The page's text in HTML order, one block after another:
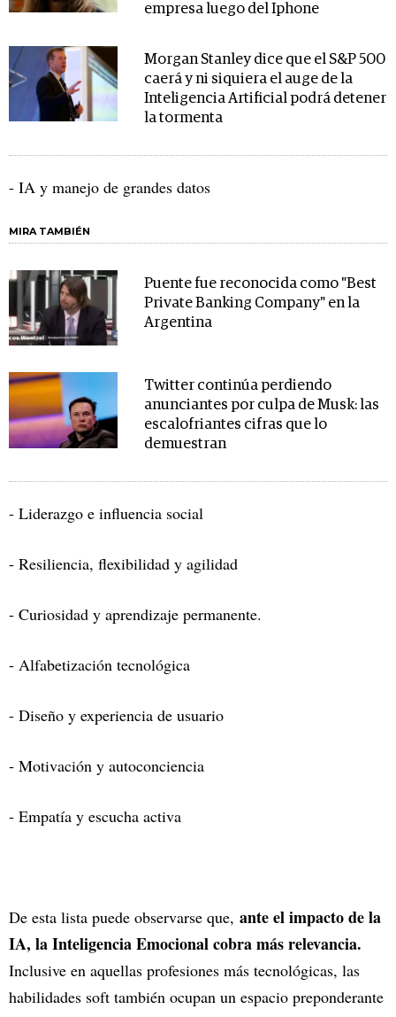
empresa luego del Iphone
Morgan Stanley dice que el S&P 500
caerá y ni siquiera el auge de la
Inteligencia Artificial podrá detener
la tormenta
- IA y manejo de grandes datos
MIRA TAMBIÉN
Puente fue reconocida como "Best
Private Banking Company" en la
Argentina
Twitter continúa perdiendo
anunciantes por culpa de Musk: las
escalofriantes cifras que lo
demuestran
- Liderazgo e influencia social
- Resiliencia, flexibilidad y agilidad
- Curiosidad y aprendizaje permanente.
- Alfabetización tecnológica
- Diseño y experiencia de usuario
- Motivación y autoconciencia
- Empatía y escucha activa
De esta lista puede observarse que, ante el impacto de la
IA, la Inteligencia Emocional cobra más relevancia.
Inclusive en aquellas profesiones más tecnológicas, las
habilidades soft también ocupan un espacio preponderante